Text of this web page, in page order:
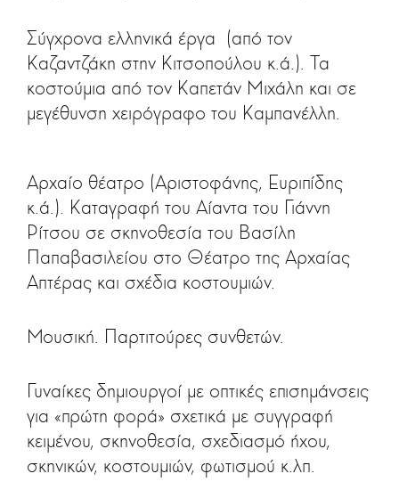
Σύγχρονα ελληνικά έργα (από τον
Καζαντζάκη στην Κιτσοπούλου κ.ά.). Τα
κοστούμια από τον Καπετάν Μιχάλη και σε
μεγέθυνση χειρόγραφο του Καμπανέλλη.
Αρχαίο θέατρο (Αριστοφάνης, Ευριπίδης
κ.ά.). Καταγραφή του Αίαντα του Γιάννη
Ρίτσου σε σκηνοθεσία του Βασίλη
Παπαβασιλείου στο Θέατρο της Αρχαίας
Απτέρας και σχέδια κοστουμιών.
Μουσική. Παρτιτούρες συνθετών.
Γυναίκες δημιουργοί με οπτικές επισημάνσεις
για «πρώτη φορά» σχετικά με συγγραφή
κειμένου, σκηνοθεσία, σχεδιασμό ήχου,
σκηνικών, κοστουμιών, φωτισμού κ.λπ.